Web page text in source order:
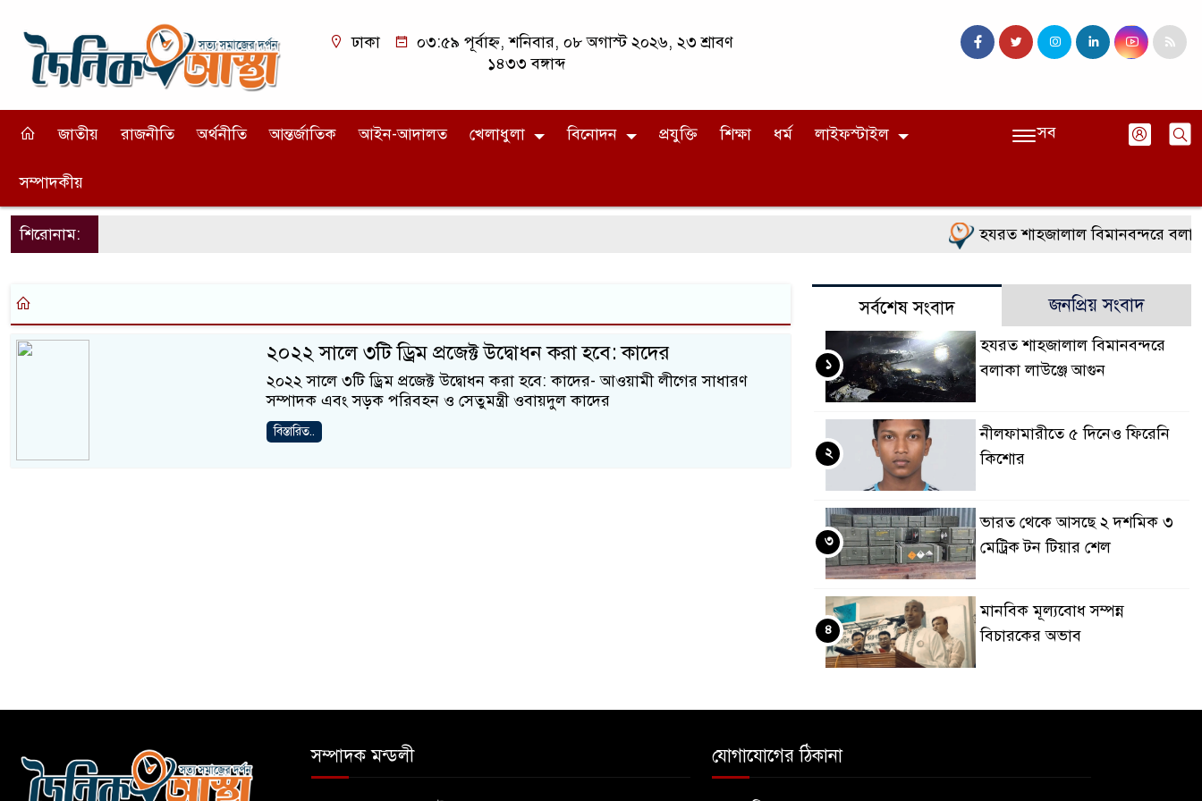
ঢাকা
০৩:৫৯ পূর্বাহ্ন, শনিবার, ০৮ অগাস্ট ২০২৬, ২৩ শ্রাবণ
১৪৩৩ বঙ্গাব্দ
জাতীয় রাজনীতি অর্থনীতি আন্তর্জাতিক আইন-আদালত খেলাধুলা বিনোদন প্রযুক্তি শিক্ষা ধর্ম লাইফস্টাইল
সম্পাদকীয়
সব
শিরোনাম: হযরত শাহজালাল বিমানবন্দরে
২০২২ সালে ৩টি ড্রিম প্রজেক্ট উদ্বোধন করা হবে: কাদের
২০২২ সালে ৩টি ড্রিম প্রজেক্ট উদ্বোধন করা হবে: কাদের- আওয়ামী লীগের সাধারণ
সম্পাদক এবং সড়ক পরিবহন ও সেতুমন্ত্রী ওবায়দুল কাদের
বিস্তারিত..
সর্বশেষ সংবাদ জনপ্রিয় সংবাদ
হযরত শাহজালাল বিমানবন্দরে
বলাকা লাউঞ্জে আগুন
১
নীলফামারীতে ৫ দিনেও ফিরেনি
কিশোর
২
ভারত থেকে আসছে ২ দশমিক ৩
মেট্রিক টন টিয়ার শেল
৩
মানবিক মূল্যবোধ সম্পন্ন
বিচারকের অভাব
৪
সম্পাদক মন্ডলী যোগাযোগের ঠিকানা